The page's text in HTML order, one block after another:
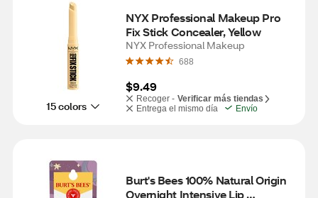
15 colors
NYX Professional Makeup Pro
Fix Stick Concealer, Yellow
NYX Professional Makeup
688
$9.49
Recoger - Verificar más tiendas
Entrega el mismo día
Envío
Burt's Bees 100% Natural Origin
Overnight Intensive Lip